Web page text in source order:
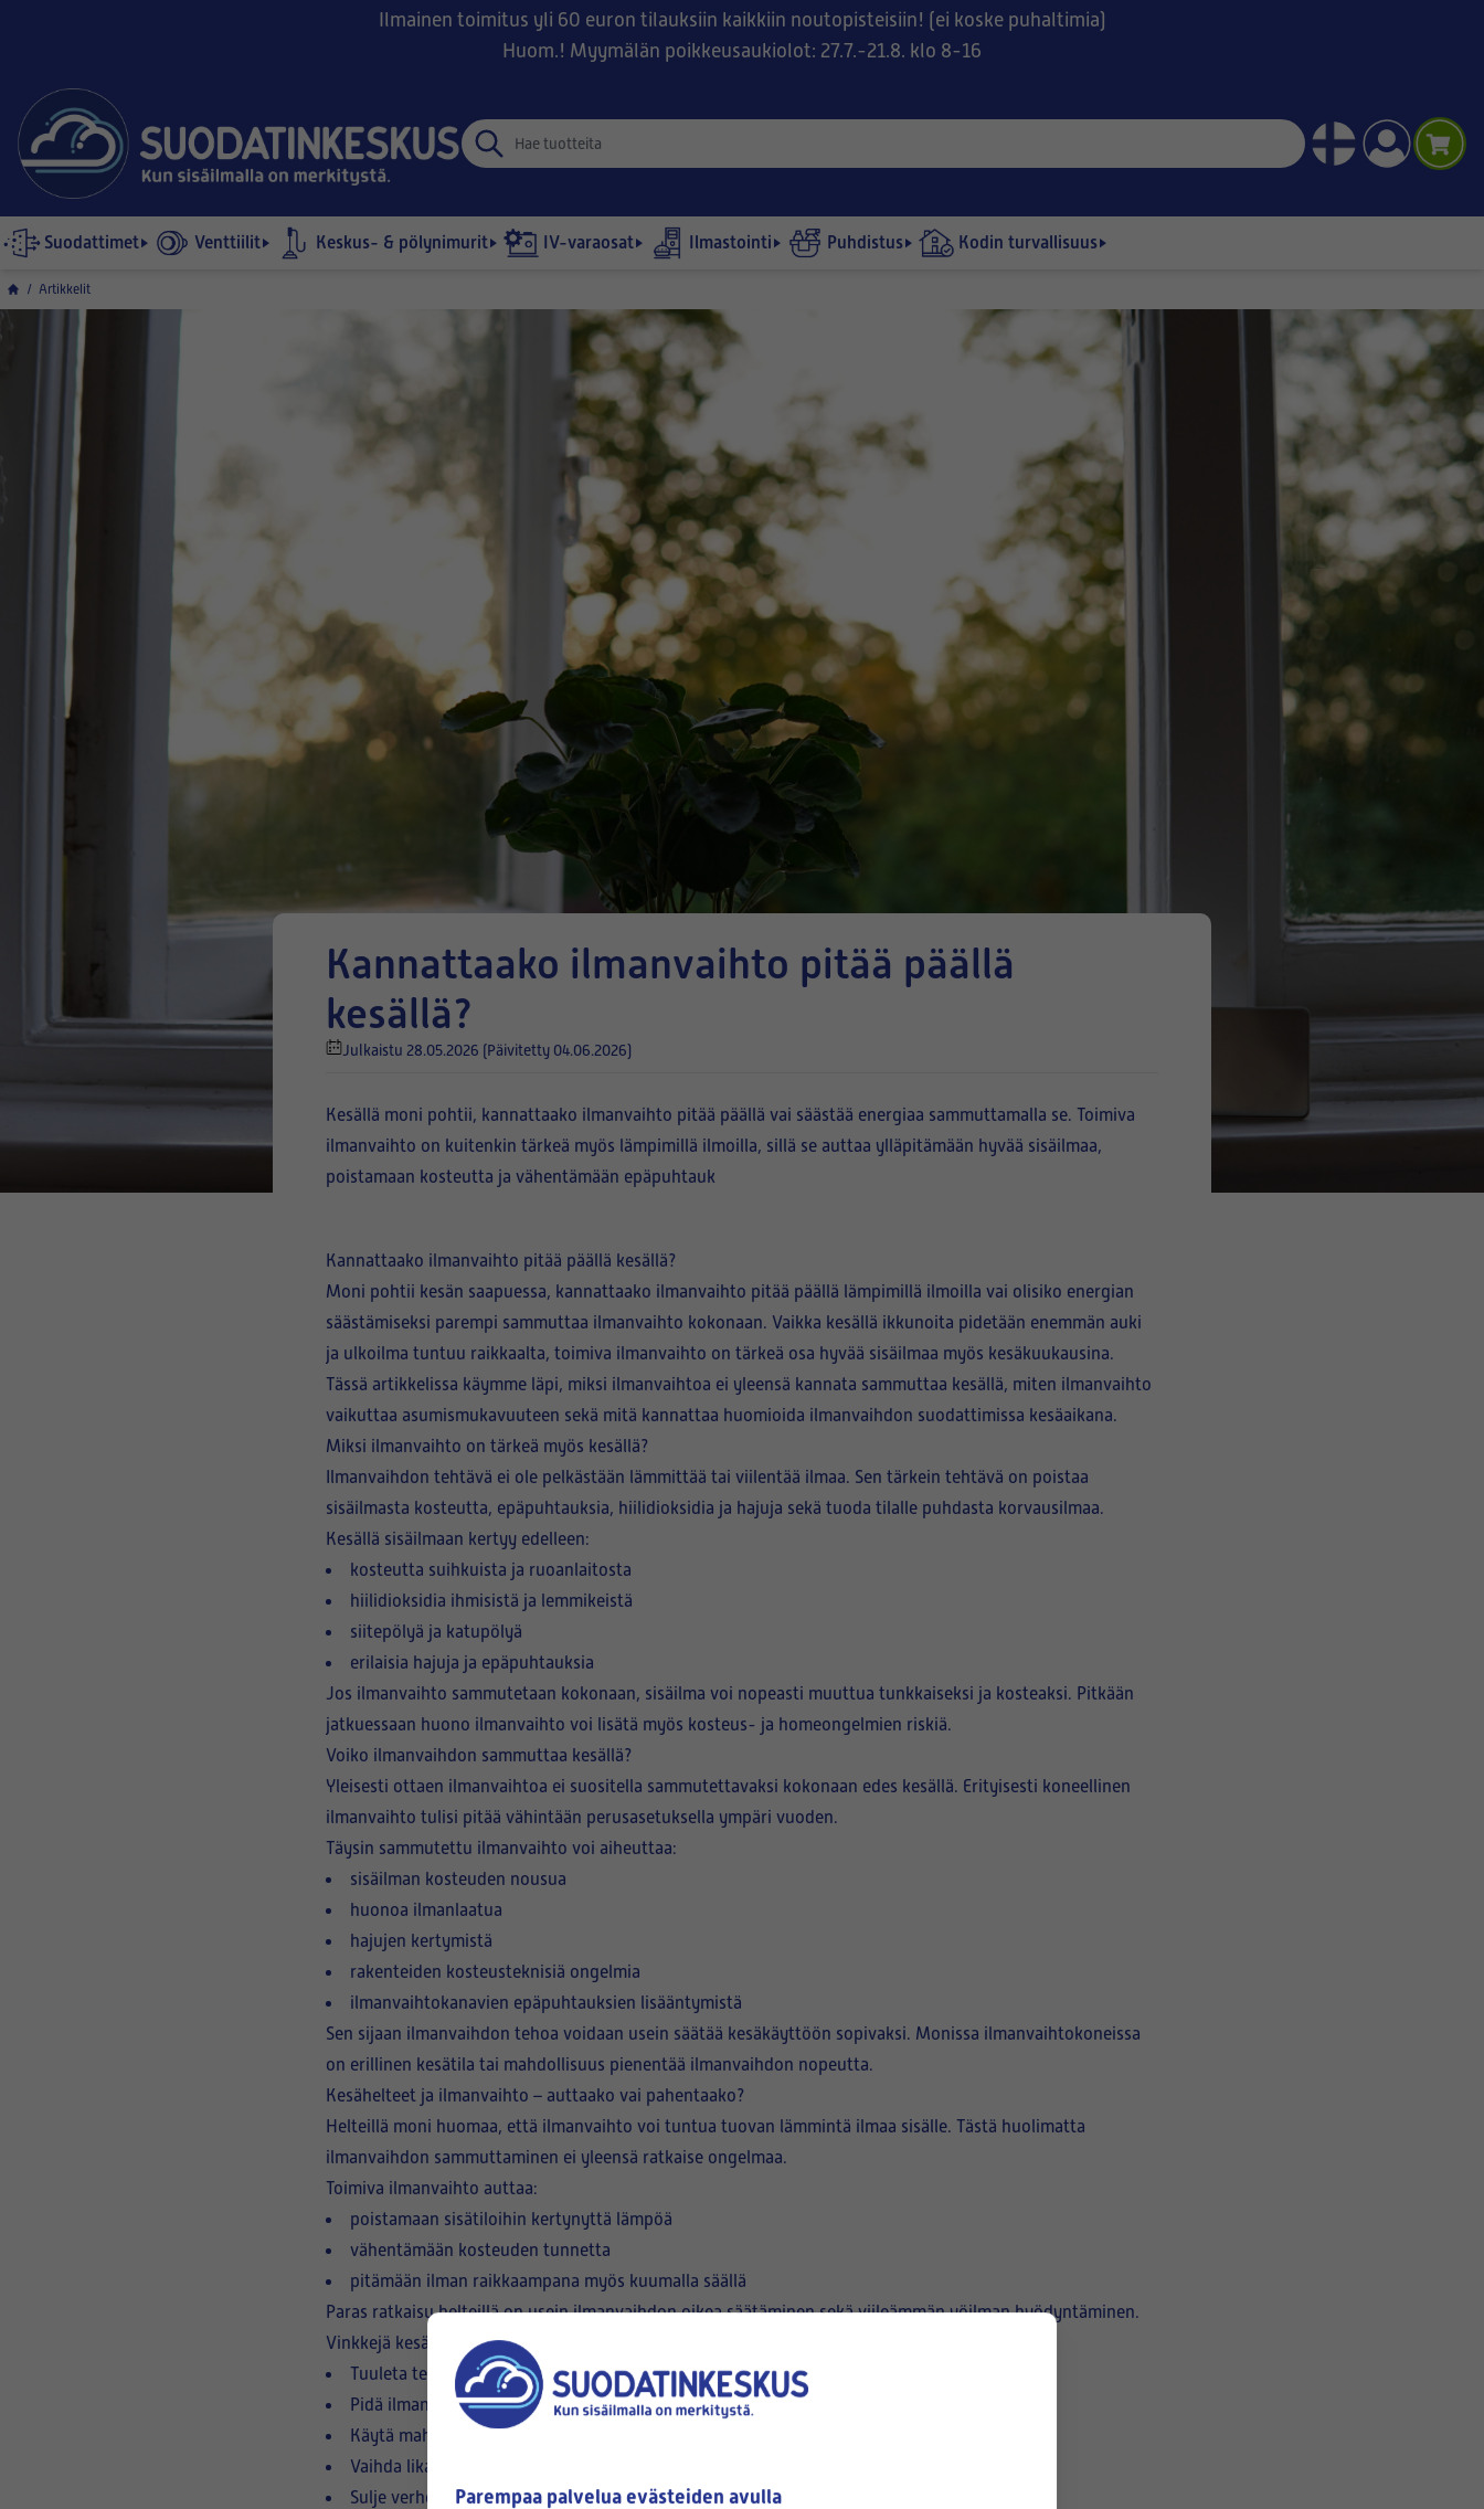
Ilmainen toimitus yli 60 euron tilauksiin kaikkiin noutopisteisiin! (ei koske puhaltimia)
Huom.! Myymälän poikkeusaukiolot: 27.7.-21.8. klo 8-16
Suodattimet Venttiilit Keskus- & pölynimurit IV-varaosat Ilmastointi Puhdistus Kodin turvallisuus
/ Artikkelit
Kannattaako ilmanvaihto pitää päällä
kesällä?
Julkaistu 28.05.2026 (Päivitetty 04.06.2026)
Kesällä moni pohtii, kannattaako ilmanvaihto pitää päällä vai säästää energiaa sammuttamalla se. Toimiva
ilmanvaihto on kuitenkin tärkeä myös lämpimillä ilmoilla, sillä se auttaa ylläpitämään hyvää sisäilmaa,
poistamaan kosteutta ja vähentämään epäpuhtauk
Kannattaako ilmanvaihto pitää päällä kesällä?
Moni pohtii kesän saapuessa, kannattaako ilmanvaihto pitää päällä lämpimillä ilmoilla vai olisiko energian
säästämiseksi parempi sammuttaa ilmanvaihto kokonaan. Vaikka kesällä ikkunoita pidetään enemmän auki
ja ulkoilma tuntuu raikkaalta, toimiva ilmanvaihto on tärkeä osa hyvää sisäilmaa myös kesäkuukausina.
Tässä artikkelissa käymme läpi, miksi ilmanvaihtoa ei yleensä kannata sammuttaa kesällä, miten ilmanvaihto
vaikuttaa asumismukavuuteen sekä mitä kannattaa huomioida ilmanvaihdon suodattimissa kesäaikana.
Miksi ilmanvaihto on tärkeä myös kesällä?
Ilmanvaihdon tehtävä ei ole pelkästään lämmittää tai viilentää ilmaa. Sen tärkein tehtävä on poistaa
sisäilmasta kosteutta, epäpuhtauksia, hiilidioksidia ja hajuja sekä tuoda tilalle puhdasta korvausilmaa.
Kesällä sisäilmaan kertyy edelleen:
kosteutta suihkuista ja ruoanlaitosta
hiilidioksidia ihmisistä ja lemmikeistä
siitepölyä ja katupölyä
erilaisia hajuja ja epäpuhtauksia
Jos ilmanvaihto sammutetaan kokonaan, sisäilma voi nopeasti muuttua tunkkaiseksi ja kosteaksi. Pitkään
jatkuessaan huono ilmanvaihto voi lisätä myös kosteus- ja homeongelmien riskiä.
Voiko ilmanvaihdon sammuttaa kesällä?
Yleisesti ottaen ilmanvaihtoa ei suositella sammutettavaksi kokonaan edes kesällä. Erityisesti koneellinen
ilmanvaihto tulisi pitää vähintään perusasetuksella ympäri vuoden.
Täysin sammutettu ilmanvaihto voi aiheuttaa:
sisäilman kosteuden nousua
huonoa ilmanlaatua
hajujen kertymistä
rakenteiden kosteusteknisiä ongelmia
ilmanvaihtokanavien epäpuhtauksien lisääntymistä
Sen sijaan ilmanvaihdon tehoa voidaan usein säätää kesäkäyttöön sopivaksi. Monissa ilmanvaihtokoneissa
on erillinen kesätila tai mahdollisuus pienentää ilmanvaihdon nopeutta.
Kesähelteet ja ilmanvaihto – auttaako vai pahentaako?
Helteillä moni huomaa, että ilmanvaihto voi tuntua tuovan lämmintä ilmaa sisälle. Tästä huolimatta
ilmanvaihdon sammuttaminen ei yleensä ratkaise ongelmaa.
Toimiva ilmanvaihto auttaa:
poistamaan sisätiloihin kertynyttä lämpöä
vähentämään kosteuden tunnetta
pitämään ilman raikkaampana myös kuumalla säällä
Paras ratkaisu helteillä on usein ilmanvaihdon oikea säätäminen sekä viileämmän yöilman hyödyntäminen.
Vinkkejä kesän ilmanvaihtoon
Tuuleta tehokkaasti aikaisin aamulla ja myöhään illalla
Pidä ilmanvaihto normaalisti päällä
Käytä mahdollisuuksien mukaan kesäohitusta
Vaihda likaiset IV-suodattimet ajoissa
Sulje verhot ja kaihtimet päivän kuumimpaan aikaan
Parempaa palvelua evästeiden avulla